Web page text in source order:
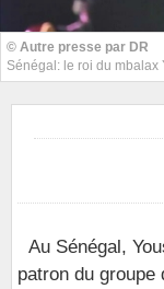
© Autre presse par DR
Sénégal: le roi du mbalax
Au Sénégal,
patron du